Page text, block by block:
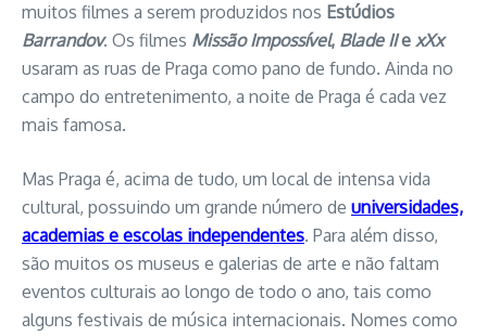
muitos filmes a serem produzidos nos Estúdios
Barrandov. Os filmes Missão Impossível, Blade IIe xXx
usaram as ruas de Praga como pano de fundo. Ainda no
campo do entretenimento, a noite de Praga é cada vez
mais famosa.
Mas Praga é, acima de tudo, um local de intensa vida
cultural, possuindo um grande número de universidades,
academias e escolas independentes. Para além disso,
são muitos os museus e galerias de arte e não faltam
eventos culturais ao longo de todo o ano, tais como
alguns festivais de música internacionais. Nomes como